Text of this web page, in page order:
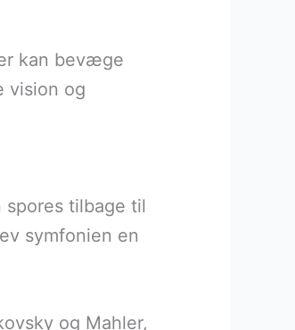
kan bevæge
vision og
tilbage til
symfonien en
og Mahler,